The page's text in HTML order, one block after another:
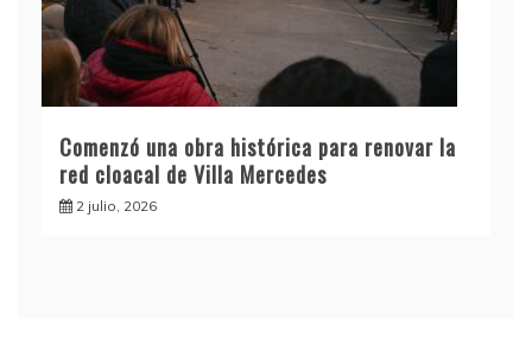
Comenzó una obra histórica para renovar la
red cloacal de Villa Mercedes
2 julio, 2026